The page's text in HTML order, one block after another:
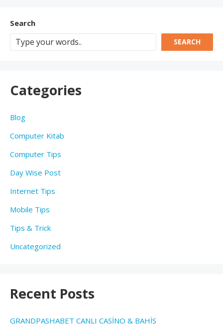
Search
SEARCH
Categories
Blog
Computer Kitab
Computer Tips
Day Wise Post
Internet Tips
Mobile Tips
Tips & Trick
Uncategorized
Recent Posts
GRANDPASHABET CANLI CASİNO & BAHİS